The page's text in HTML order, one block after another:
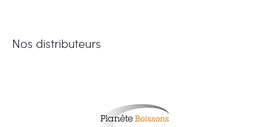
Nos distributeurs